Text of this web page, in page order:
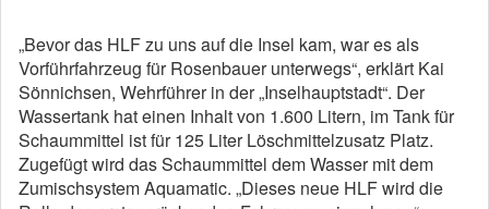
„Bevor das HLF zu uns auf die Insel kam, war es als
Vorführfahrzeug für Rosenbauer unterwegs“, erklärt Kai
Sönnichsen, Wehrführer in der „Inselhauptstadt“. Der
Wassertank hat einen Inhalt von 1.600 Litern, im Tank für
Schaummittel ist für 125 Liter Löschmittelzusatz Platz.
Zugefügt wird das Schaummittel dem Wasser mit dem
Zumischsystem Aquamatic. „Dieses neue HLF wird die